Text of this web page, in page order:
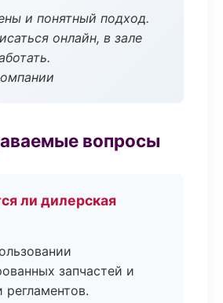
и понятный подход.
онлайн, в зале
вопросы
ли дилерская
запчастей и